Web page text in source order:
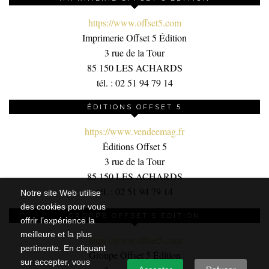
Notre site Web utilise
des cookies pour vous
offrir l’expérience la
meilleure et la plus
pertinente. En cliquant
sur accepter, vous
https://www.offset5.com
Imprimerie Offset 5 Édition
3 rue de la Tour
85 150 LES ACHARDS
tél. : 02 51 94 79 14
ÉDITIONS OFFSET 5
https://www.vendeemag.fr
Éditions Offset 5
3 rue de la Tour
85 150 LES ACHARDS
tél. : 02 51 94 79 14
GROUPE OFFSET 5 ÉDITION
https://www.offset5.com
Groupe Offset 5 Édition